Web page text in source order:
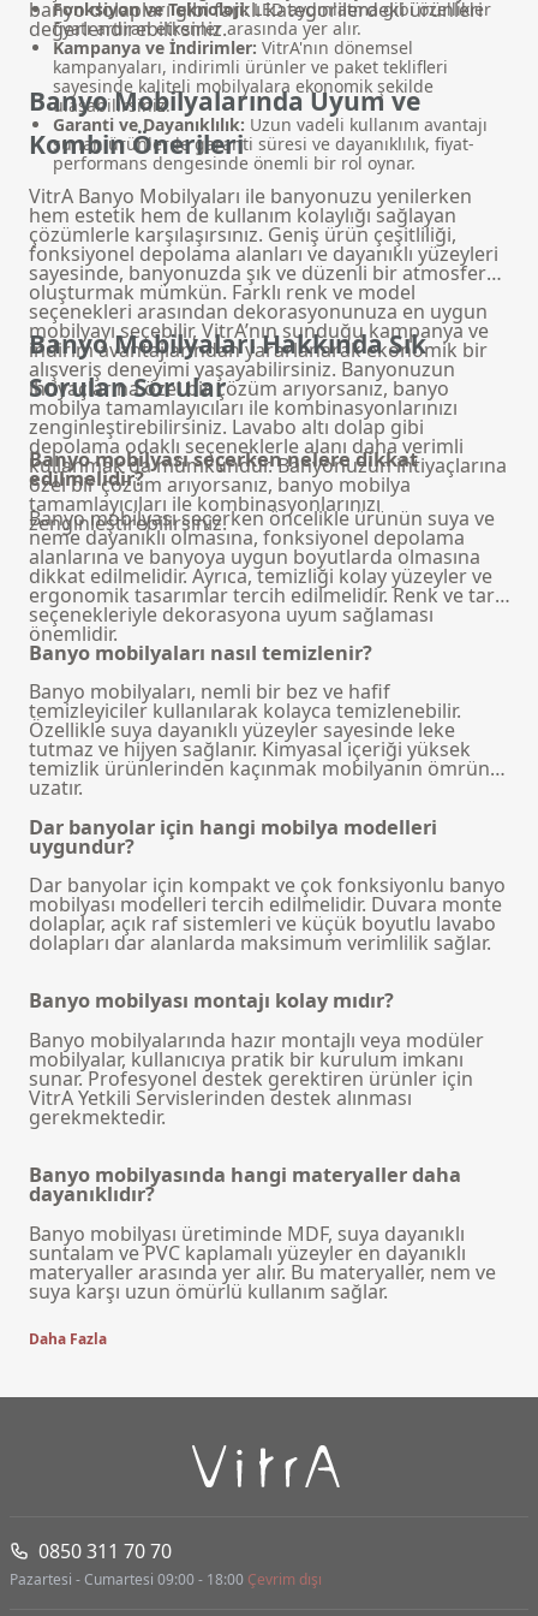
Fonksiyon ve Teknoloji:LED aydınlatma gibi özellikler
fiyatı artıran etkenler arasında yer alır.
Kampanya ve İndirimler: VitrA'nın dönemsel
kampanyaları, indirimli ürünler ve paket teklifleri
sayesinde kaliteli mobilyalara ekonomik şekilde
ulaşabilirsiniz.
Garanti ve Dayanıklılık: Uzun vadeli kullanım avantajı
sunan ürünlerde garanti süresi ve dayanıklılık, fiyat-
performans dengesinde önemli bir rol oynar.
banyo dolaplarıgibi farklı kategorilerdeki ürünleri
değerlendirebilirsiniz.
Banyo Mobilyalarında Uyum ve
Kombin Önerileri
VitrA Banyo Mobilyaları ile banyonuzu yenilerken
hem estetik hem de kullanım kolaylığı sağlayan
çözümlerle karşılaşırsınız. Geniş ürün çeşitliliği,
fonksiyonel depolama alanları ve dayanıklı yüzeyleri
sayesinde, banyonuzda şık ve düzenli bir atmosfer
oluşturmak mümkün. Farklı renk ve model
seçenekleri arasından dekorasyonunuza en uygun
mobilyayı seçebilir, VitrA’nın sunduğu kampanya ve
indirim avantajlarından yararlanarak ekonomik bir
alışveriş deneyimi yaşayabilirsiniz. Banyonuzun
ihtiyaçlarına özel bir çözüm arıyorsanız, banyo
mobilya tamamlayıcıları ile kombinasyonlarınızı
zenginleştirebilirsiniz. Lavabo altı dolap gibi
depolama odaklı seçeneklerle alanı daha verimli
kullanmak da mümkündür. Banyonuzun ihtiyaçlarına
özel bir çözüm arıyorsanız, banyo mobilya
tamamlayıcıları ile kombinasyonlarınızı
zenginleştirebilirsiniz.
Banyo Mobilyaları Hakkında Sık
Sorulan Sorular
Banyo mobilyası seçerken nelere dikkat
edilmelidir?
Banyo mobilyası seçerken öncelikle ürünün suya ve
neme dayanıklı olmasına, fonksiyonel depolama
alanlarına ve banyoya uygun boyutlarda olmasına
dikkat edilmelidir. Ayrıca, temizliği kolay yüzeyler ve
ergonomik tasarımlar tercih edilmelidir. Renk ve tarz
seçenekleriyle dekorasyona uyum sağlaması
önemlidir.
Banyo mobilyaları nasıl temizlenir?
Banyo mobilyaları, nemli bir bez ve hafif
temizleyiciler kullanılarak kolayca temizlenebilir.
Özellikle suya dayanıklı yüzeyler sayesinde leke
tutmaz ve hijyen sağlanır. Kimyasal içeriği yüksek
temizlik ürünlerinden kaçınmak mobilyanın ömrünü
uzatır.
Dar banyolar için hangi mobilya modelleri
uygundur?
Dar banyolar için kompakt ve çok fonksiyonlu banyo
mobilyası modelleri tercih edilmelidir. Duvara monte
dolaplar, açık raf sistemleri ve küçük boyutlu lavabo
dolapları dar alanlarda maksimum verimlilik sağlar.
Banyo mobilyası montajı kolay mıdır?
Banyo mobilyalarında hazır montajlı veya modüler
mobilyalar, kullanıcıya pratik bir kurulum imkanı
sunar. Profesyonel destek gerektiren ürünler için
VitrA Yetkili Servislerindendestek alınması
gerekmektedir.
Banyo mobilyasında hangi materyaller daha
dayanıklıdır?
Banyo mobilyası üretiminde MDF, suya dayanıklı
suntalam ve PVC kaplamalı yüzeyler en dayanıklı
materyaller arasında yer alır. Bu materyaller, nem ve
suya karşı uzun ömürlü kullanım sağlar.
Daha Fazla
0850 311 70 70
Pazartesi - Cumartesi 09:00 - 18:00 Çevrim dışı